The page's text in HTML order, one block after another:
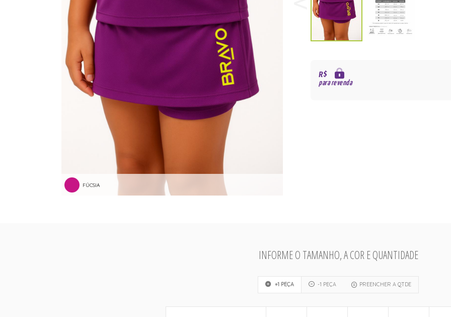
FÚCSIA
R$
para revenda
INFORME O TAMANHO, A COR E QUANTIDADE
+1 PEÇA -1 PEÇA PREENCHER A QTDE